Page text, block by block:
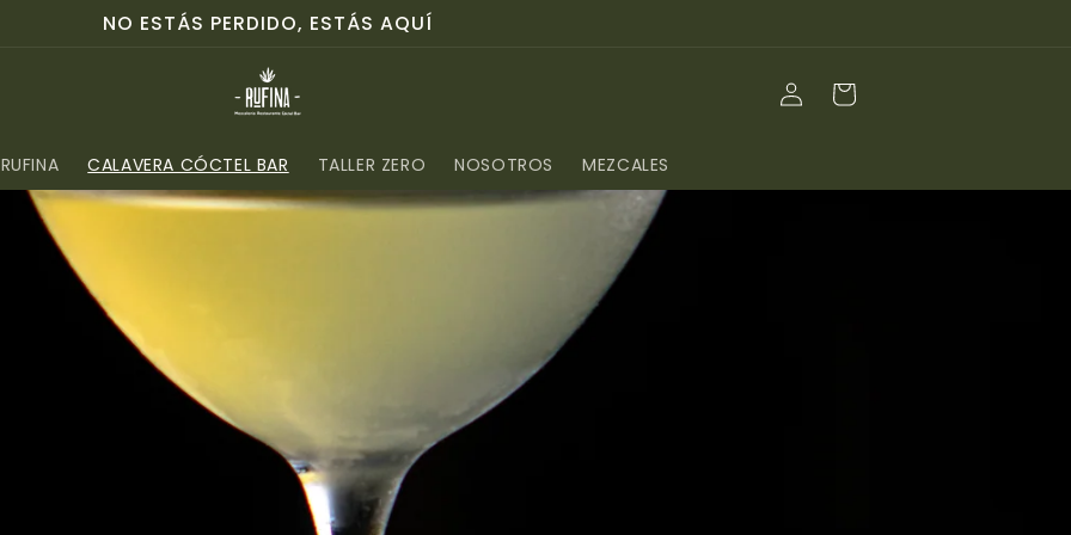
NO ESTÁS PERDIDO, ESTÁS AQUÍ
CALAVERA CÓCTEL BAR TALLER ZERO NOSOTROS MEZCALES
Iniciar
sesión
Carrito